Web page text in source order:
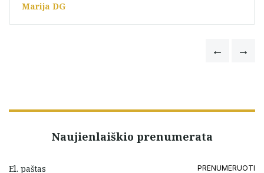
Marija DG
Naujienlaiškio prenumerata
PRENUMERUOTI